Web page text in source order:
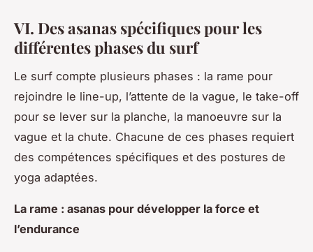
VI. Des asanas spécifiques pour les
différentes phases du surf
Le surf compte plusieurs phases : la rame pour
rejoindre le line-up, l’attente de la vague, le take-off
pour se lever sur la planche, la manoeuvre sur la
vague et la chute. Chacune de ces phases requiert
des compétences spécifiques et des postures de
yoga adaptées.
La rame : asanas pour développer la force et
l’endurance